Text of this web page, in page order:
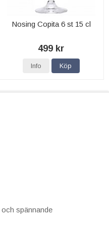
Nosing Copita 6 st 15 cl
499 kr
Info Köp
spännande